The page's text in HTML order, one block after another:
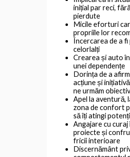
inițial par reci,
pierdute
Micile eforturi
propriile lor
Încercarea de a fi
celorlalți
Crearea și auto
unei dependențe
Dorința de a
acțiune și
ne urmăm
Apel la aventură,
zona de confort
să îți atingi
Angajare cu curaj
proiecte și
fricii interioare
Discernământ